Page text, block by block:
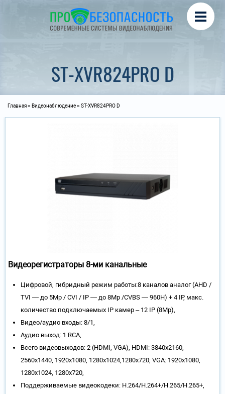
Перейти к основному содержанию
Охрана периметра
ST-XVR824PRO D
Вы здесь
Главная» Видеонаблюдение» ST-XVR824PRO D
Видеорегистраторы 8-ми канальные
Цифровой, гибридный режим работы:8 каналов аналог (AHD /
TVI — до 5Мр / CVI / IP — до 8Mp /CVBS — 960H) + 4 IP, макс.
количество подключаемых IP камер – 12 IP (8Mp),
Видео/аудио входы: 8/1,
Аудио выход: 1 RCA,
Всего видеовыходов: 2 (HDMI, VGA), HDMI: 3840х2160,
2560х1440, 1920х1080, 1280х1024,1280х720; VGA: 1920х1080,
1280х1024, 1280х720,
Поддерживаемые видеокодеки: H.264/H.264+/H.265/H.265+,